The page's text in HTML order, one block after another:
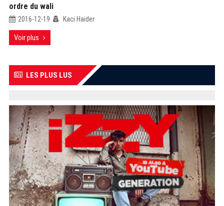
ordre du wali
2016-12-19 Kaci Haider
Voir plus
LES PLUS LUS